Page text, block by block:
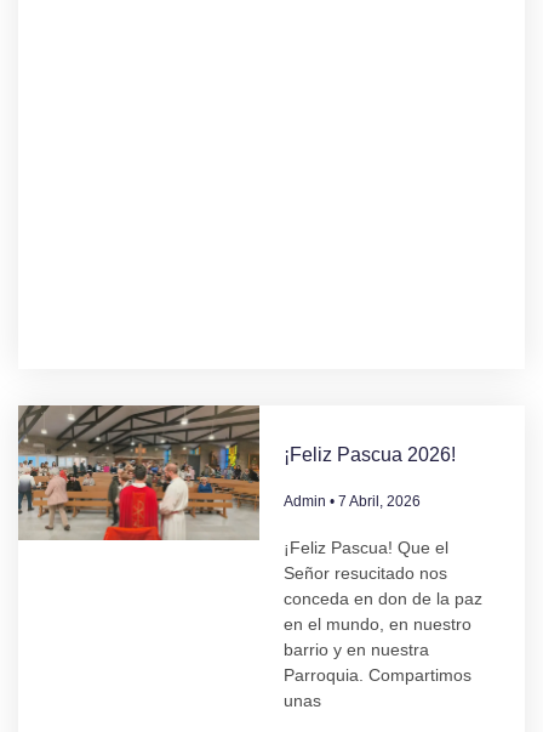
¡Feliz Pascua 2026!
Admin 7 Abril, 2026
¡Feliz Pascua! Que el
Señor resucitado nos
conceda en don de la paz
en el mundo, en nuestro
barrio y en nuestra
Parroquia. Compartimos
unas